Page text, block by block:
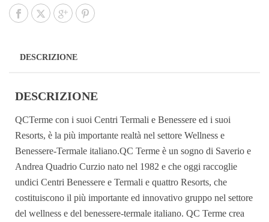
DESCRIZIONE
DESCRIZIONE
QCTerme con i suoi Centri Termali e Benessere ed i suoi
Resorts, è la più importante realtà nel settore Wellness e
Benessere-Termale italiano.QC Terme è un sogno di Saverio e
Andrea Quadrio Curzio nato nel 1982 e che oggi raccoglie
undici Centri Benessere e Termali e quattro Resorts, che
costituiscono il più importante ed innovativo gruppo nel settore
del wellness e del benessere-termale italiano. QC Terme crea